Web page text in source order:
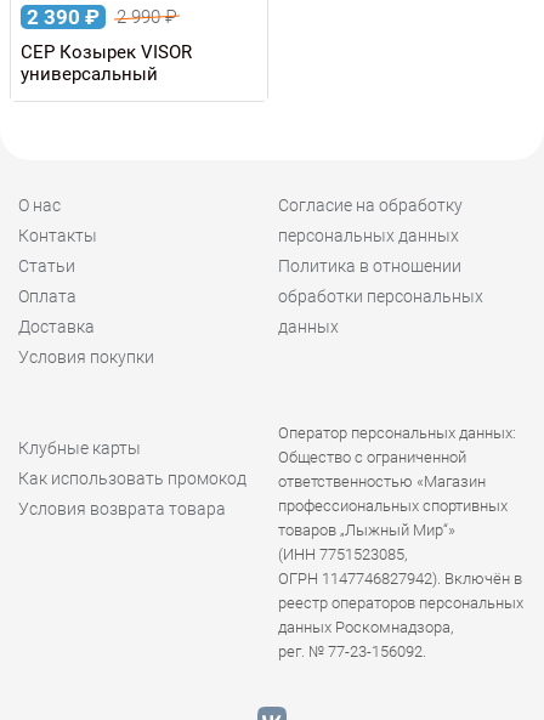
2 390 ₽ 2 990₽
CEP Козырек VISOR
универсальный
О нас
Контакты
Статьи
Оплата
Доставка
Условия покупки
Согласие на обработку
персональных данных
Политика в отношении
обработки персональных
данных
Клубные карты
Как использовать промокод
Условия возврата товара
Оператор персональных данных:
Общество с ограниченной
ответственностью «Магазин
профессиональных спортивных
товаров „Лыжный Мир“»
(ИНН 7751523085,
ОГРН 1147746827942). Включён в
реестр операторов персональных
данных Роскомнадзора,
рег. № 77-23-156092.